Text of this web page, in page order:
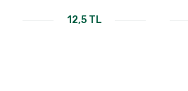
12,5 TL